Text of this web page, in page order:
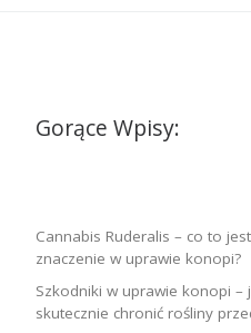
Gorące Wpisy:
Cannabis Ruderalis – co to
znaczenie w uprawie konopi?
Szkodniki w uprawie konopi
skutecznie chronić rośliny